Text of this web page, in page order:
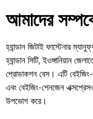
আমাদের
হ্যান্ডান জিটাই ফাস্টেনার
হ্যান্ডান সিটি, ইওঙ্গানিয়ান
প্রোডাকশন বেস। এটি
এবং বেইজিং-শেনজেন
উপভোগ করে।